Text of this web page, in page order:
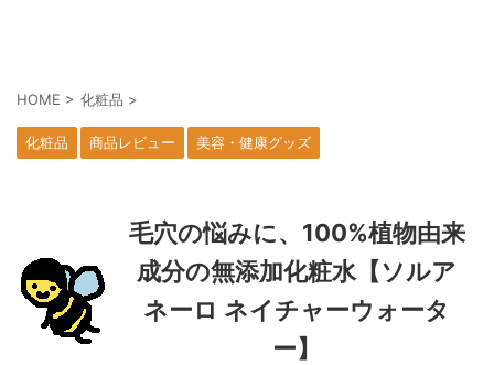
HOME > 化粧品 >
化粧品 商品レビュー 美容・健康グッズ
毛穴の悩みに、100%植物由来
成分の無添加化粧水【ソルア
ネーロ ネイチャーウォータ
ー】